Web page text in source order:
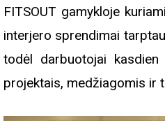
FITSOUT gamykloje
interjero sprendimai
todėl darbuotojai
projektais, medžiagomis ir